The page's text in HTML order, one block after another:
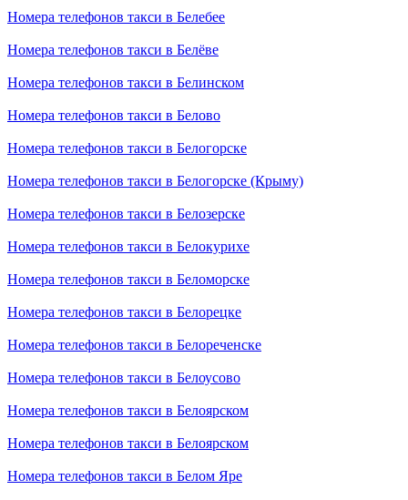
Номера телефонов такси в Белебее
Номера телефонов такси в Белёве
Номера телефонов такси в Белинском
Номера телефонов такси в Белово
Номера телефонов такси в Белогорске
Номера телефонов такси в Белогорске (Крыму)
Номера телефонов такси в Белозерске
Номера телефонов такси в Белокурихе
Номера телефонов такси в Беломорске
Номера телефонов такси в Белорецке
Номера телефонов такси в Белореченске
Номера телефонов такси в Белоусово
Номера телефонов такси в Белоярском
Номера телефонов такси в Белоярском
Номера телефонов такси в Белом Яре